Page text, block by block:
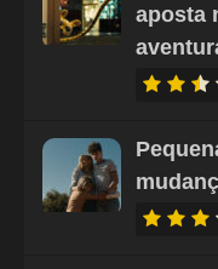
aposta